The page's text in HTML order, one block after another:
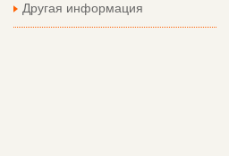
Другая информация